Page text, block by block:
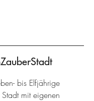
bis Elfjährige
mit eigenen